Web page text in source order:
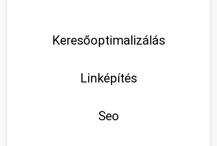
Keresőoptimalizálás
Linképítés
Seo